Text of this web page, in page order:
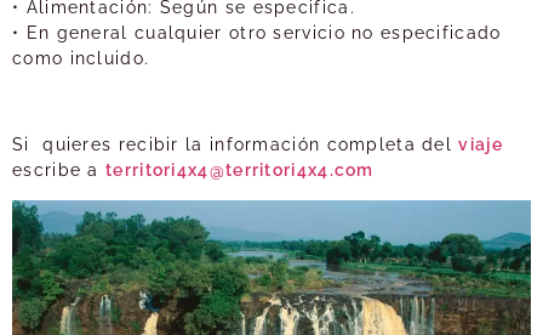
• Alimentación: Según se especifica.
• En general cualquier otro servicio no especificado
como incluido.
Si quieres recibir la información completa delviaje
escribe a territori4x4@territori4x4.com